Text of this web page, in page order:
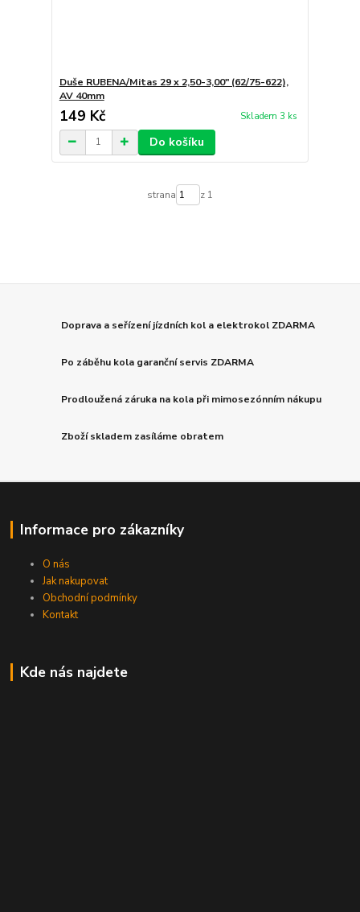
Duše RUBENA/Mitas 29 x 2,50-3,00" (62/75-622),
AV 40mm
149 Kč Skladem 3 ks
Do košíku
strana z 1
Doprava a seřízení jízdních kol a elektrokol ZDARMA
Po záběhu kola garanční servis ZDARMA
Prodloužená záruka na kola při mimosezónním nákupu
Zboží skladem zasíláme obratem
Informace pro zákazníky
O nás
Jak nakupovat
Obchodní podmínky
Kontakt
Kde nás najdete